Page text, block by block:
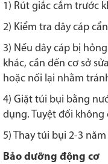
1) Rút giắc cắm trước
2) Kiểm tra dây cáp
3) Nếu dây cáp bị
khác, cần đến cơ sở
hoặc nối lại nhằm
4) Giặt túi bụi bằng
dụng. Tuyệt đối
5) Thay túi bụi 2-3
Bảo dưỡng động cơ